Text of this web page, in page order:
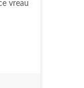
vreau